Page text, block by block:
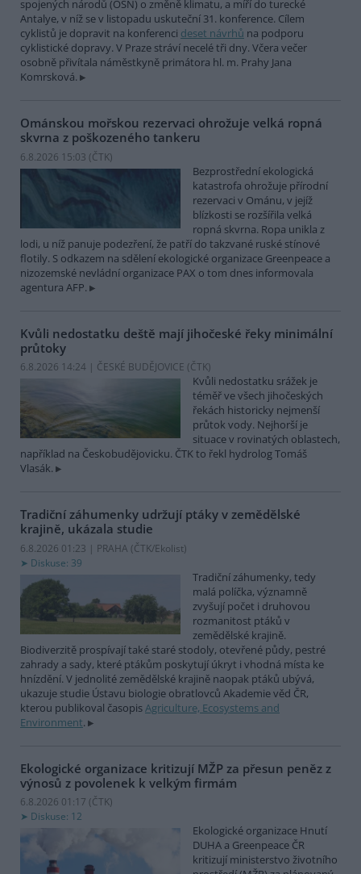
spojených národů (OSN) o změně klimatu, a míří do turecké
Antalye, v níž se v listopadu uskuteční 31. konference. Cílem
cyklistů je dopravit na konferenci deset návrhů na podporu
cyklistické dopravy. V Praze stráví necelé tři dny. Včera večer
osobně přivítala náměstkyně primátora hl. m. Prahy Jana
Komrsková.
Ománskou mořskou rezervaci ohrožuje velká ropná
skvrna z poškozeného tankeru
6.8.2026 15:03 (ČTK)
Bezprostřední ekologická
katastrofa ohrožuje přírodní
rezervaci v Ománu, v jejíž
blízkosti se rozšířila velká
ropná skvrna. Ropa unikla z
lodi, u níž panuje podezření, že patří do takzvané ruské stínové
flotily. S odkazem na sdělení ekologické organizace Greenpeace a
nizozemské nevládní organizace PAX o tom dnes informovala
agentura AFP.
Kvůli nedostatku deště mají jihočeské řeky minimální
průtoky
6.8.2026 14:24 | ČESKÉ BUDĚJOVICE (ČTK)
Kvůli nedostatku srážek je
téměř ve všech jihočeských
řekách historicky nejmenší
průtok vody. Nejhorší je
situace v rovinatých oblastech,
například na Českobudějovicku. ČTK to řekl hydrolog Tomáš
Vlasák.
Tradiční záhumenky udržují ptáky v zemědělské
krajině, ukázala studie
6.8.2026 01:23 | PRAHA (ČTK/Ekolist)
Diskuse: 39
Tradiční záhumenky, tedy
malá políčka, významně
zvyšují počet i druhovou
rozmanitost ptáků v
zemědělské krajině.
Biodiverzitě prospívají také staré stodoly, otevřené půdy, pestré
zahrady a sady, které ptákům poskytují úkryt i vhodná místa ke
hnízdění. V jednolité zemědělské krajině naopak ptáků ubývá,
ukazuje studie Ústavu biologie obratlovců Akademie věd ČR,
kterou publikoval časopisAgriculture, Ecosystems and
Environment.
Ekologické organizace kritizují MŽP za přesun peněz z
výnosů z povolenek k velkým firmám
6.8.2026 01:17 (ČTK)
Diskuse: 12
Ekologické organizace Hnutí
DUHA a Greenpeace ČR
kritizují ministerstvo životního